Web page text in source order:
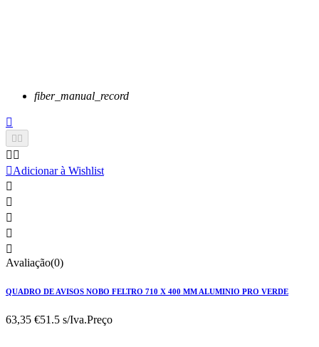
fiber_manual_record

 
 
Adicionar à Wishlist





Avaliação(0)
QUADRO DE AVISOS NOBO FELTRO 710 X 400 MM ALUMINIO PRO VERDE
63,35 €51.5 s/Iva.Preço